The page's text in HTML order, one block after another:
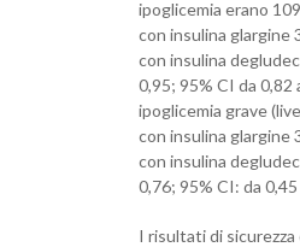
ipoglicemia erano
con insulina glargine
con insulina
0,95; 95% CI da 0,82
ipoglicemia grave
con insulina glargine
con insulina
0,76; 95% CI: da 0,45
I risultati di